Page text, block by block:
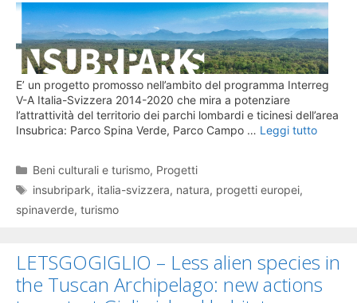
E’ un progetto promosso nell’ambito del programma Interreg
V-A Italia-Svizzera 2014-2020 che mira a potenziare
l’attrattività del territorio dei parchi lombardi e ticinesi dell’area
Insubrica: Parco Spina Verde, Parco Campo … Leggi tutto
Categorie
Beni culturali e turismo, Progetti
Tag
insubripark, italia-svizzera, natura, progetti europei,
spinaverde, turismo
LETSGOGIGLIO – Less alien species in
the Tuscan Archipelago: new actions